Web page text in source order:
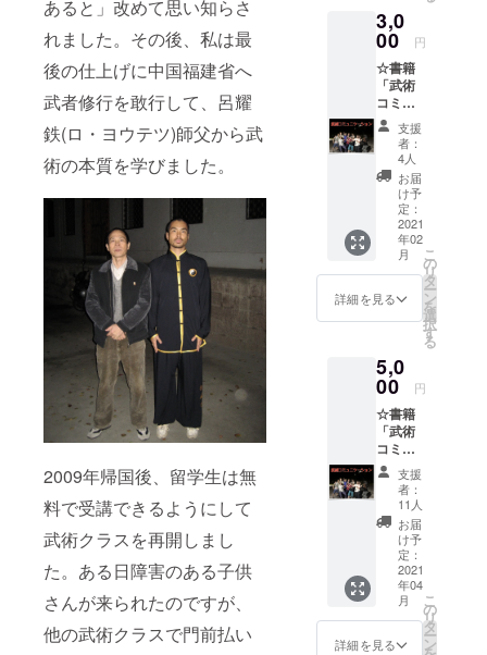
あると」改めて思い知らさ
れました。その後、私は最
後の仕上げに中国福建省へ
武者修行を敢行して、呂耀
鉄(ロ・ヨウテツ)師父から武
術の本質を学びました。
2009年帰国後、留学生は無
料で受講できるようにして
武術クラスを再開しまし
た。ある日障害のある子供
さんが来られたのですが、
他の武術クラスで門前払い
建省福州へ
自然門武術
呂父師の元
で学ぶ、帰
国後、日本
で武術指導
再開、 留学
生には武術
クラスを無
料で解放、
障害者も積
極的に受け
入れる、関
術指導をす
武術を通じ
て、「地域
住民と留学
生の相互理
解深め、新
しい関係性
にできる社
会を目指
す」。また
3,0
00 円
☆書籍
「武術
コミュ
ニケー
ショ
ン」1冊
1500円
(送料込
み) ☆著
書から
の直筆
お手紙
付き 書
籍に協
力者と
レジッ
トさせ
ていた
だきま
す （ペ
ンネー
ム可／
希望者
のみ）
掲載を
希望さ
れるお
名前を
備考欄
に明記
してく
ださ
支援
者：
4人
お届
け予
定：
2021
年02
月
詳細を見る
こ
の
リ
タ
ー
ン
を
選
択
す
る
5,0
00 円
☆書籍
「武術
コミュ
ニケー
ショ
ン」1冊
1500円
(送料込
☆「武
術コ
ミュニ
ケー
ショ
支援
者：
11人
お届
け予
定：
2021
年04
月
詳細を見る
こ
の
リ
タ
ー
ン